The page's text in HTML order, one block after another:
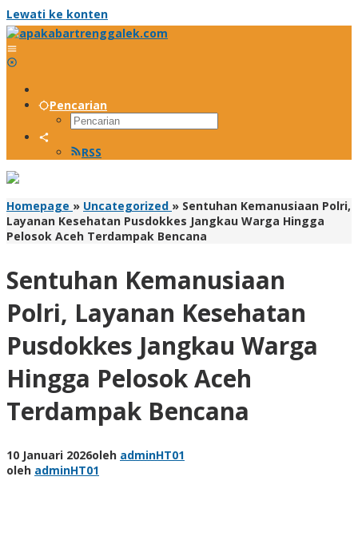
Lewati ke konten
Pencarian
RSS
Homepage » Uncategorized » Sentuhan Kemanusiaan Polri,
Layanan Kesehatan Pusdokkes Jangkau Warga Hingga
Pelosok Aceh Terdampak Bencana
Sentuhan Kemanusiaan
Polri, Layanan Kesehatan
Pusdokkes Jangkau Warga
Hingga Pelosok Aceh
Terdampak Bencana
10 Januari 2026oleh adminHT01
oleh adminHT01